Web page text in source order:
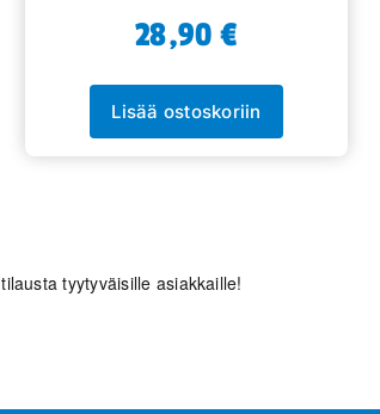
28,90 €
Lisää ostoskoriin
tilausta tyytyväisille asiakkaille!